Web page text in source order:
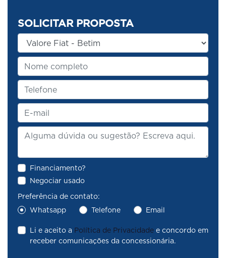
SOLICITAR PROPOSTA
Financiamento?
Negociar usado
Preferência de contato:
Whatsapp
Telefone Email
Li e aceito a Política de Privacidade e concordo em
receber comunicações da concessionária.